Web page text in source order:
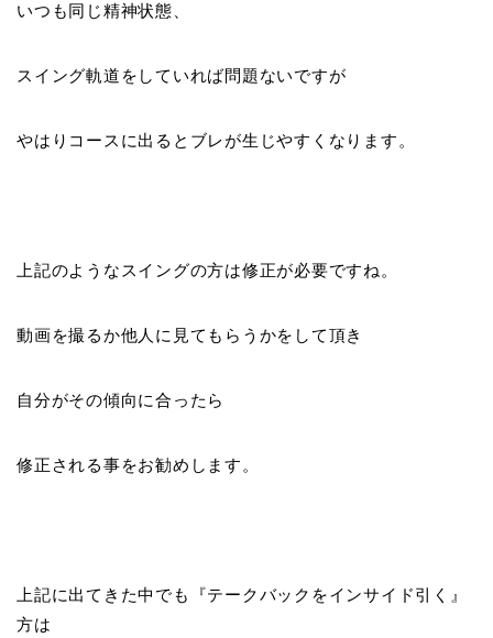
いつも同じ精神状態、
スイング軌道をしていれば問題ないですが
やはりコースに出るとブレが生じやすくなります。
上記のようなスイングの方は修正が必要ですね。
動画を撮るか他人に見てもらうかをして頂き
自分がその傾向に合ったら
修正される事をお勧めします。
上記に出てきた中でも『テークバックをインサイド引く 』
方は